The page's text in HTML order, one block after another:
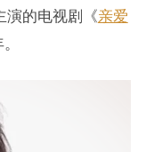
演的电视剧《亲爱